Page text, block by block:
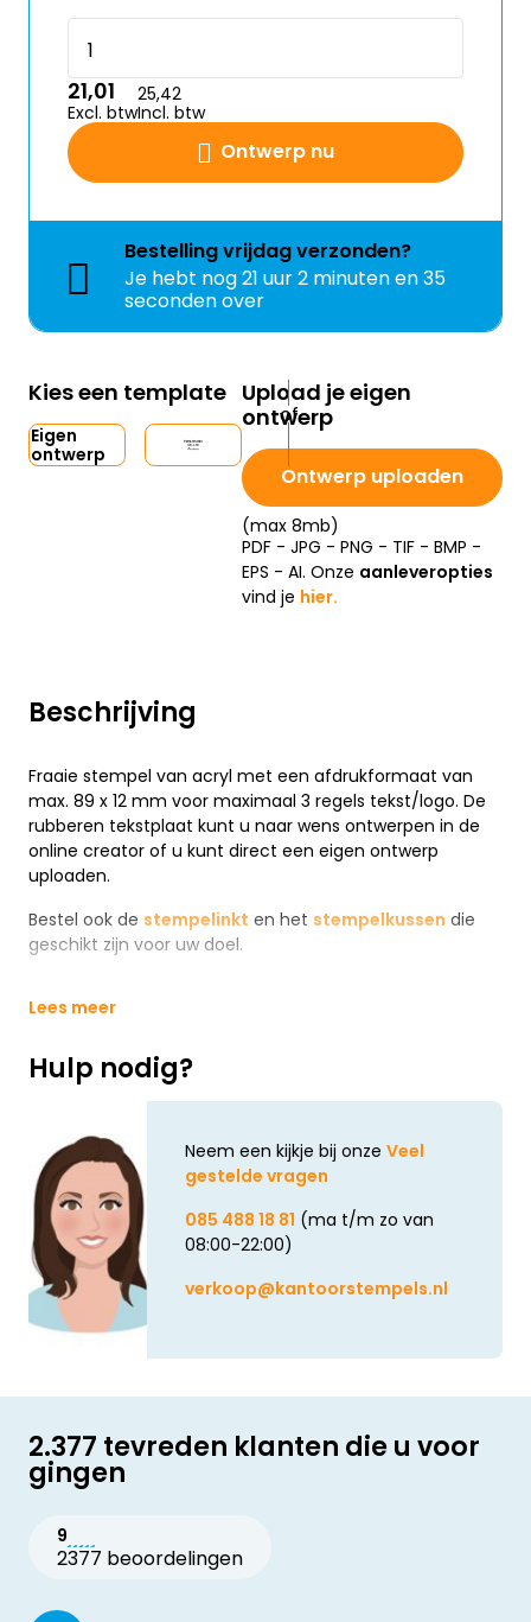
Beschrijving
Fraaie stempel van acryl met een afdrukformaat van
max. 89 x 12 mm voor maximaal 3 regels tekst/logo. De
rubberen tekstplaat kunt u naar wens ontwerpen in de
online creator of u kunt direct een eigen ontwerp
uploaden.
Bestel ook de stempelinkt en het stempelkussen die
geschikt zijn voor uw doel.
Lees meer
Hulp nodig?
Neem een kijkje bij onze Veel
gestelde vragen
085 488 18 81 (ma t/m zo van
08:00-22:00)
verkoop@kantoorstempels.nl
Ontwerp nu
21,01
Excl. btw
25,42
Incl. btw
Bestellingvrijdagverzonden?
Je hebt nog21 uur 2 minuten en 35
seconden over
Kies een template
Eigen
ontwerp
Upload je eigen
ontwerp
Ontwerp uploaden
(max 8mb)
PDF - JPG - PNG - TIF - BMP -
EPS - AI. Onze aanleveropties
vind je hier.
2.377 tevreden klanten die u voor
gingen
9
2377 beoordelingen